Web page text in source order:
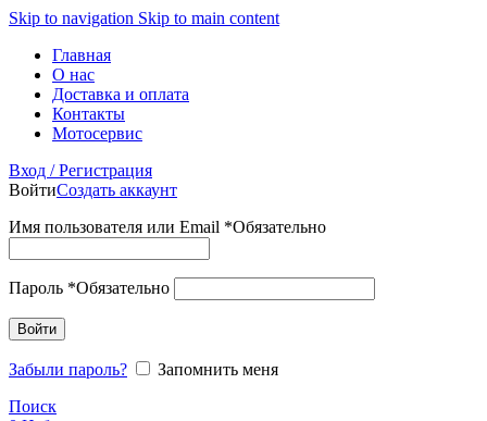
Skip to navigation Skip to main content
Главная
О нас
Доставка и оплата
Контакты
Мотосервис
Вход / Регистрация
ВойтиСоздать аккаунт
Имя пользователя или Email *Обязательно
Пароль *Обязательно
Войти
Забыли пароль?
Запомнить меня
Поиск